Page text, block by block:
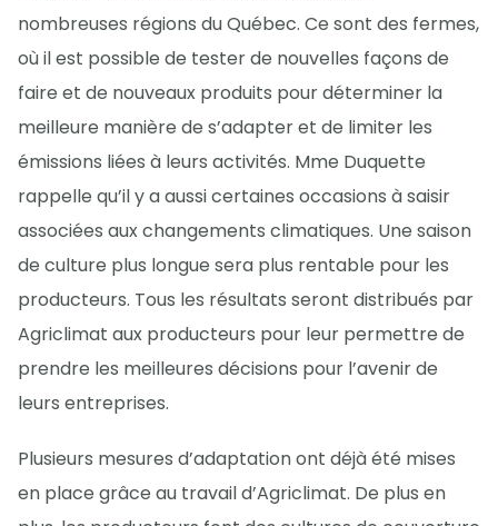
nombreuses régions du Québec. Ce sont des fermes,
où il est possible de tester de nouvelles façons de
faire et de nouveaux produits pour déterminer la
meilleure manière de s’adapter et de limiter les
émissions liées à leurs activités. Mme Duquette
rappelle qu’il y a aussi certaines occasions à saisir
associées aux changements climatiques. Une saison
de culture plus longue sera plus rentable pour les
producteurs. Tous les résultats seront distribués par
Agriclimat aux producteurs pour leur permettre de
prendre les meilleures décisions pour l’avenir de
leurs entreprises.
Plusieurs mesures d’adaptation ont déjà été mises
en place grâce au travail d’Agriclimat. De plus en